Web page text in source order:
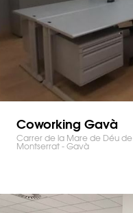
Coworking Gavà
Carrer de la Mare de Déu de
Montserrat - Gavà